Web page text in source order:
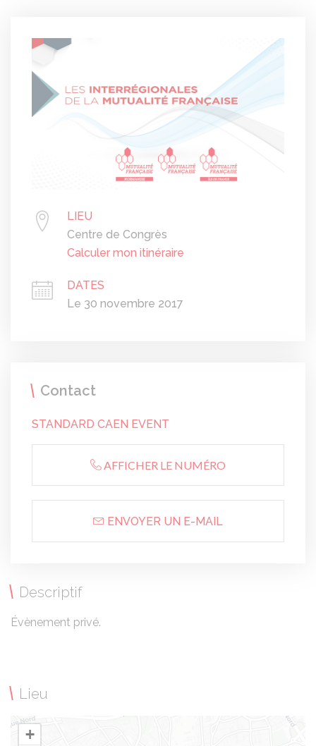
LIEU
Centre de Congrès
Calculer mon itinéraire
DATES
Le 30 novembre 2017
Contact
STANDARD CAEN EVENT
AFFICHER LE NUMÉRO
ENVOYER UN E-MAIL
Descriptif
Évènement privé.
Lieu
+